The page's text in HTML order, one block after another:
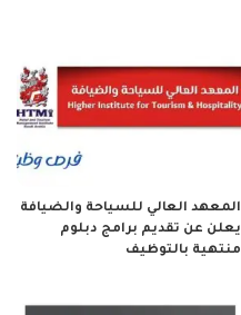
المعهد العالي للسياحة والضيافة
يعلن عن تقديم برامج دبلوم
منتهية بالتوظيف